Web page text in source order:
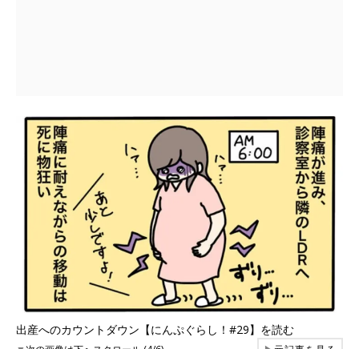
出産へのカウントダウン【にんぷぐらし！#29】を読む